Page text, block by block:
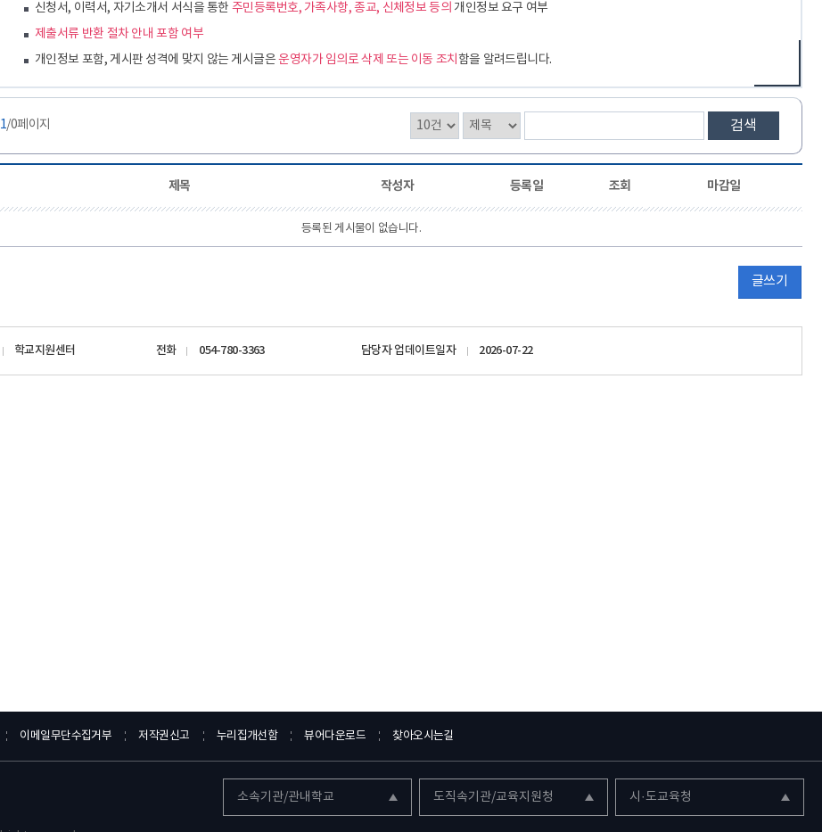
신청서, 이력서, 자기소개서 서식을 통한 주민등록번호, 가족사항, 종교, 신체정보 등의 개인정보 요구 여부
제출서류 반환 절차 안내 포함 여부
개인정보 포함, 게시판 성격에 맞지 않는 게시글은운영자가 임의로 삭제 또는 이동 조치 함을 알려드립니다.
1/0페이지 검색
제목 작성자 등록일 조회 마감일
등록된 게시물이 없습니다.
글쓰기
학교지원센터 전화 054-780-3363 담당자 업데이트일자 2026-07-22
이메일무단수집거부 저작권신고 누리집개선함 뷰어다운로드 찾아오시는길
소속기관/관내학교 도직속기관/교육지원청 시·도교육청